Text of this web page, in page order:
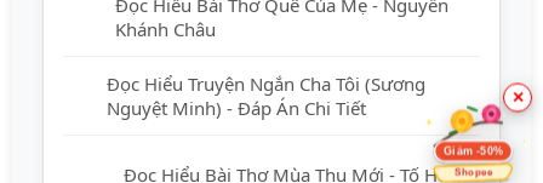
Khánh Châu
Đọc Hiểu Truyện Ngắn Cha Tôi (Sương
Nguyệt Minh) - Đáp Án Chi Tiết
Đọc Hiểu Bài Thơ Mùa Thu Mới - Tố Hữu
×
Giảm -50%
Shopee